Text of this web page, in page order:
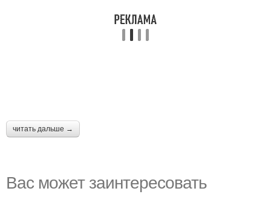
читать дальше →
Вас может заинтересовать